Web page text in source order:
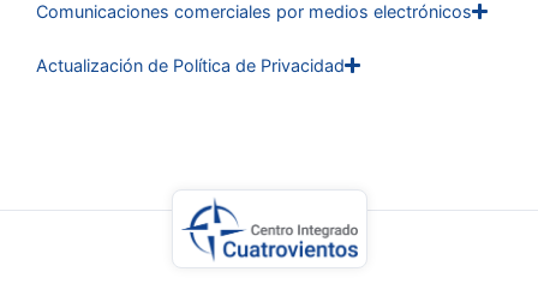
Comunicaciones comerciales por medios electrónicos
Actualización de Política de Privacidad